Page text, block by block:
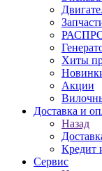
Хиты
Акции
Доставка и
Назад
Кредит
Сервис